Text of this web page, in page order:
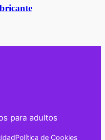
para adultos
Política de Cookies